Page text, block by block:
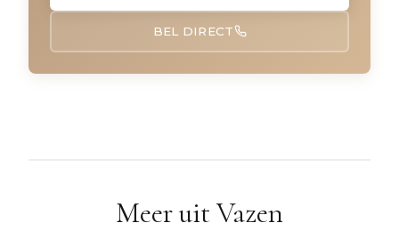
BEL DIRECT
Meer uit Vazen